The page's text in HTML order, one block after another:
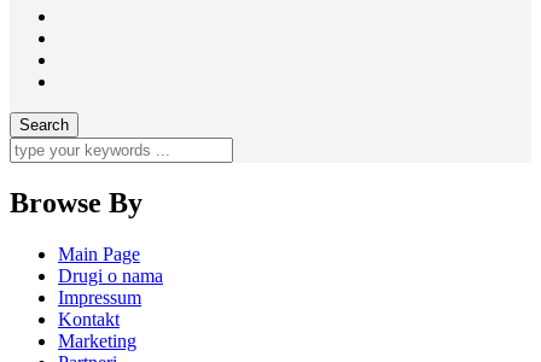
Browse By
Main Page
Drugi o nama
Impressum
Kontakt
Marketing